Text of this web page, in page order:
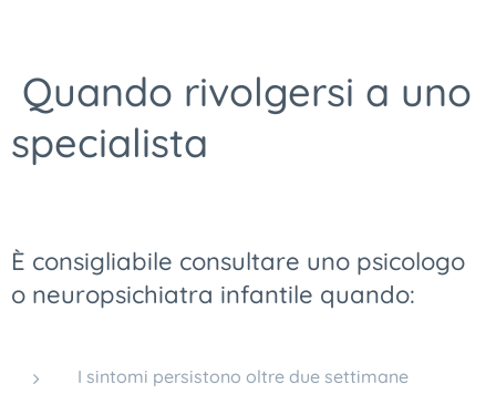
Quando rivolgersi a uno
specialista
È consigliabile consultare uno psicologo
o neuropsichiatra infantile quando:
I sintomi persistono oltre due settimane